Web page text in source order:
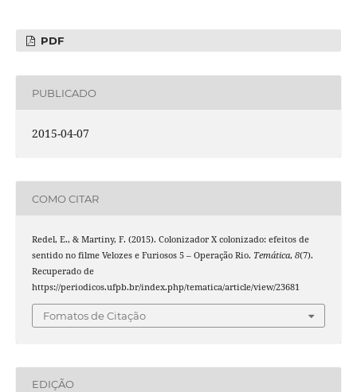
PDF
PUBLICADO
2015-04-07
COMO CITAR
Redel, E., & Martiny, F. (2015). Colonizador X colonizado: efeitos de
sentido no filme Velozes e Furiosos 5 – Operação Rio. Temática, 8(7).
Recuperado de
https://periodicos.ufpb.br/index.php/tematica/article/view/23681
Fomatos de Citação
EDIÇÃO